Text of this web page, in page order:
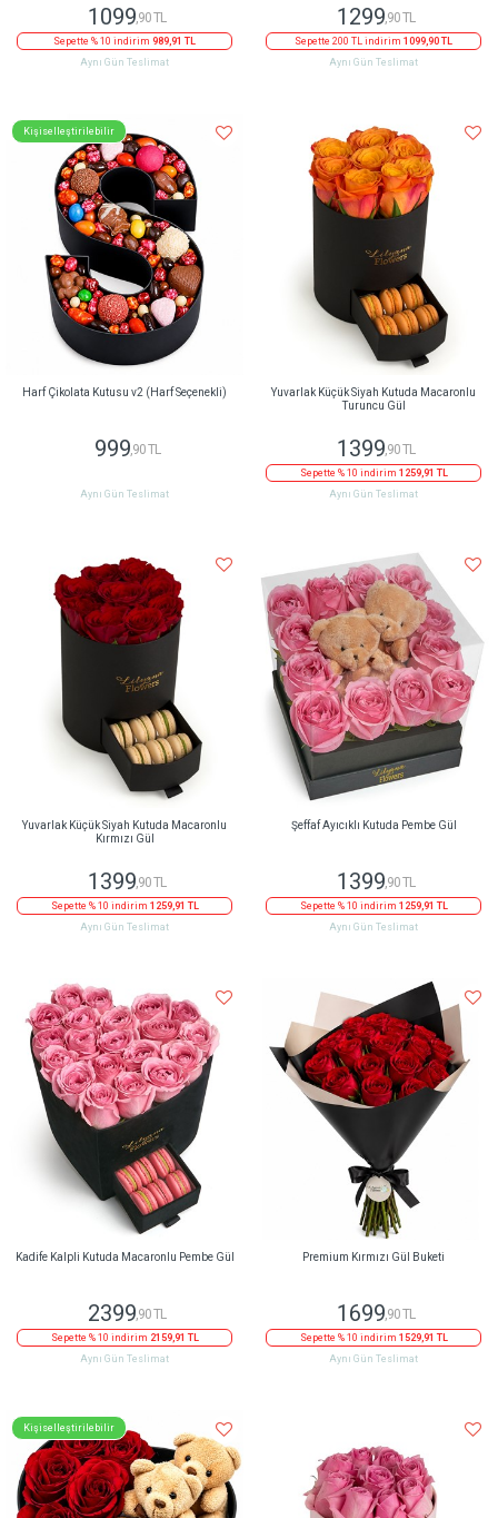
1099,90 TL
Sepette % 10 indirim 989,91 TL
Aynı Gün Teslimat
1299,90 TL
Sepette 200 TL indirim 1099,90 TL
Aynı Gün Teslimat
Kişiselleştirilebilir
Harf Çikolata Kutusu v2 (Harf Seçenekli)
999,90 TL
Aynı Gün Teslimat
Yuvarlak Küçük Siyah Kutuda Macaronlu
Turuncu Gül
1399,90 TL
Sepette % 10 indirim 1259,91 TL
Aynı Gün Teslimat
Yuvarlak Küçük Siyah Kutuda Macaronlu
Kırmızı Gül
1399 ,90 TL
Sepette % 10 indirim 1259,91 TL
Aynı Gün Teslimat
Şeffaf Ayıcıklı Kutuda Pembe Gül
1399 ,90 TL
Sepette % 10 indirim 1259,91 TL
Aynı Gün Teslimat
Kadife Kalpli Kutuda Macaronlu Pembe Gül
2399,90 TL
Sepette % 10 indirim 2159,91 TL
Aynı Gün Teslimat
Premium Kırmızı Gül Buketi
1699,90 TL
Sepette % 10 indirim 1529,91 TL
Aynı Gün Teslimat
Kişiselleştirilebilir